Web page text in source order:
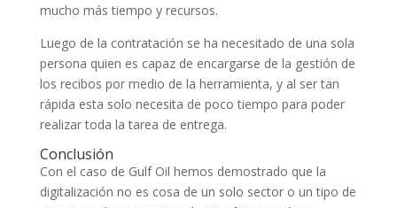
mucho más tiempo y recursos.
Luego de la contratación se ha necesitado de una sola
persona quien es capaz de encargarse de la gestión de
los recibos por medio de la herramienta, y al ser tan
rápida esta solo necesita de poco tiempo para poder
realizar toda la tarea de entrega.
Conclusión
Con el caso de Gulf Oil hemos demostrado que la
digitalización no es cosa de un solo sector o un tipo de